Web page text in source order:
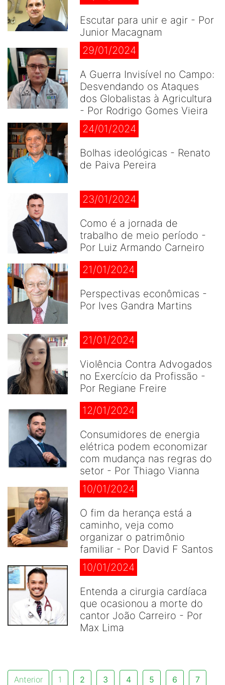
Escutar para unir e agir - Por
Junior Macagnam
29/01/2024
A Guerra Invisível no Campo:
Desvendando os Ataques
dos Globalistas à Agricultura
- Por Rodrigo Gomes Vieira
24/01/2024
Bolhas ideológicas - Renato
de Paiva Pereira
23/01/2024
Como é a jornada de
trabalho de meio período -
Por Luiz Armando Carneiro
21/01/2024
Perspectivas econômicas -
Por Ives Gandra Martins
21/01/2024
Violência Contra Advogados
no Exercício da Profissão -
Por Regiane Freire
12/01/2024
Consumidores de energia
elétrica podem economizar
com mudança nas regras do
setor - Por Thiago Vianna
10/01/2024
O fim da herança está a
caminho, veja como
organizar o patrimônio
familiar - Por David F Santos
10/01/2024
Entenda a cirurgia cardíaca
que ocasionou a morte do
cantor João Carreiro - Por
Max Lima
Anterior 1 2 3 4 5 6 7